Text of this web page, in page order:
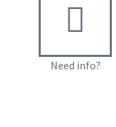
Need info?